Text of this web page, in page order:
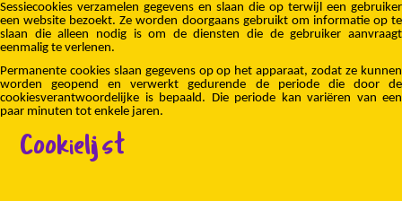
Sessiecookies verzamelen gegevens en slaan die op terwijl een gebruiker
een website bezoekt. Ze worden doorgaans gebruikt om informatie op te
slaan die alleen nodig is om de diensten die de gebruiker aanvraagt
eenmalig te verlenen.
Permanente cookies slaan gegevens op op het apparaat, zodat ze kunnen
worden geopend en verwerkt gedurende de periode die door de
cookiesverantwoordelijke is bepaald. Die periode kan variëren van een
paar minuten tot enkele jaren.
Cookielijst